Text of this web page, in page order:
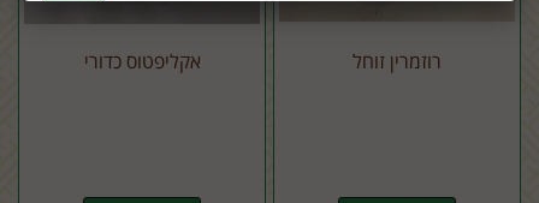
רוזמרין זוחל אקליפטוס כדורי